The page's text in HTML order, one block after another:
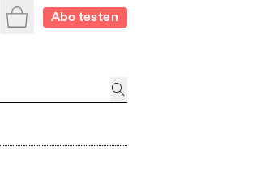
WarenkorbAbo testen